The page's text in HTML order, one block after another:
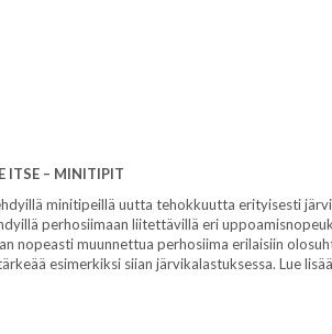
ITSE – MINITIPIT
minitipeillä uutta tehokkuutta erityisesti
perhosiimaan liitettävillä eri
nopeasti muunnettua perhosiima erilaisiin
esimerkiksi siian järvikalastuksessa. Lue